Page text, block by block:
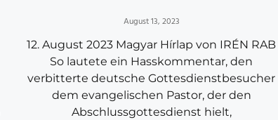
August 13, 2023
12. August 2023 Magyar Hírlap von IRÉN RAB
So lautete ein Hasskommentar, den
verbitterte deutsche Gottesdienstbesucher
dem evangelischen Pastor, der den
Abschlussgottesdienst hielt,